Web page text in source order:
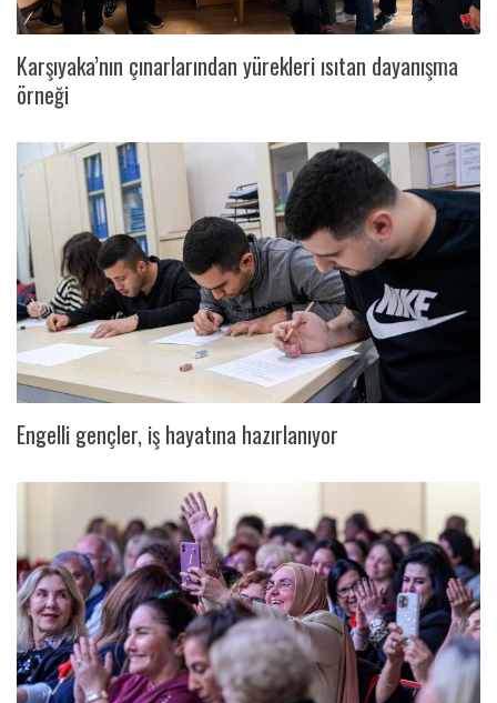
Karşıyaka’nın çınarlarından yürekleri ısıtan dayanışma
örneği
Engelli gençler, iş hayatına hazırlanıyor